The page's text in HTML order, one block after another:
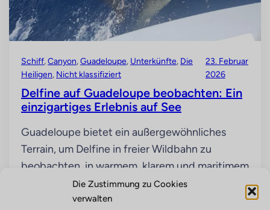
Die Zustimmung zu Cookies
verwalten
Schiff, Canyon, Guadeloupe, Unterkünfte, Die
Heiligen, Nicht klassifiziert
23. Februar
2026
Delfine auf Guadeloupe beobachten: Ein
einzigartiges Erlebnis auf See
Guadeloupe bietet ein außergewöhnliches
Terrain, um Delfine in freier Wildbahn zu
beobachten, in warmem, klarem und maritimem
Leben reichen Gewässern. Vor der Küste der
Côte-sous-le-Vent und ganz neu Terre-de-